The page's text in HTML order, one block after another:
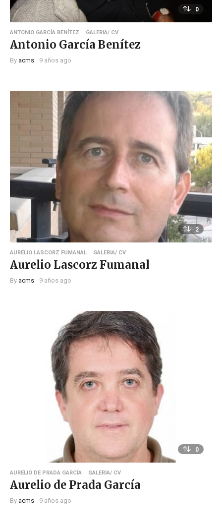
0
ANTONIO GARCÍA BENÍTEZ GALERIA/ CV
Antonio García Benítez
By acms 9 años ago
2
AURELIO LASCORZ FUMANAL GALERIA/ CV
Aurelio Lascorz Fumanal
By acms 9 años ago
0
AURELIO DE PRADA GARCÍA GALERIA/ CV
Aurelio de Prada García
By acms 9 años ago